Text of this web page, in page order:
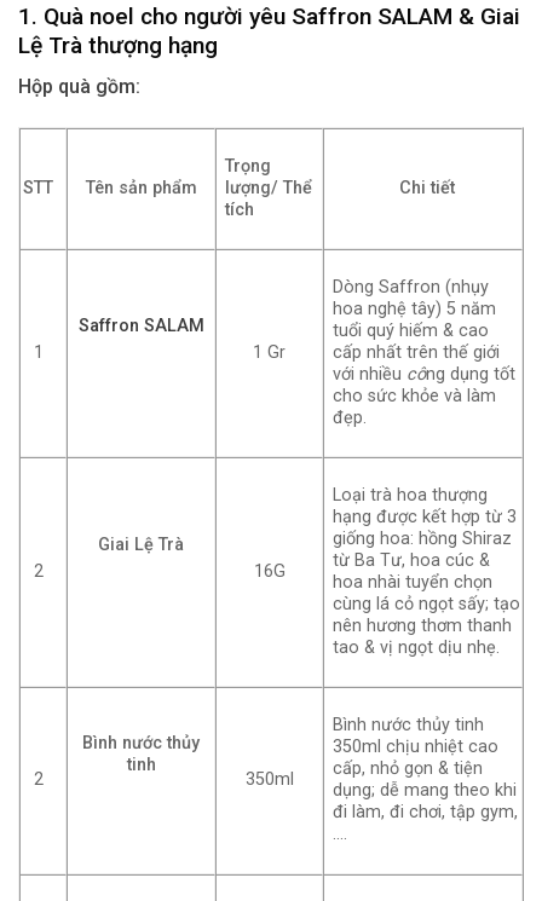
1. Quà noel cho người yêu Saffron SALAM & Giai
Lệ Trà thượng hạng
Hộp quà gồm:
STT Tên sản phẩm
Trọng
lượng/ Thể
tích
Chi tiết
1
Saffron SALAM
1 Gr
Dòng Saffron (nhụy
hoa nghệ tây) 5 năm
tuổi quý hiếm & cao
cấp nhất trên thế giới
với nhiều công dụng tốt
cho sức khỏe và làm
đẹp.
2
Giai Lệ Trà
16G
Loại trà hoa thượng
hạng được kết hợp từ 3
giống hoa: hồng Shiraz
từ Ba Tư, hoa cúc &
hoa nhài tuyển chọn
cùng lá cỏ ngọt sấy; tạo
nên hương thơm thanh
tao & vị ngọt dịu nhẹ.
2
Bình nước thủy
tinh
350ml
Bình nước thủy tinh
350ml chịu nhiệt cao
cấp, nhỏ gọn & tiện
dụng; dễ mang theo khi
đi làm, đi chơi, tập gym,
….